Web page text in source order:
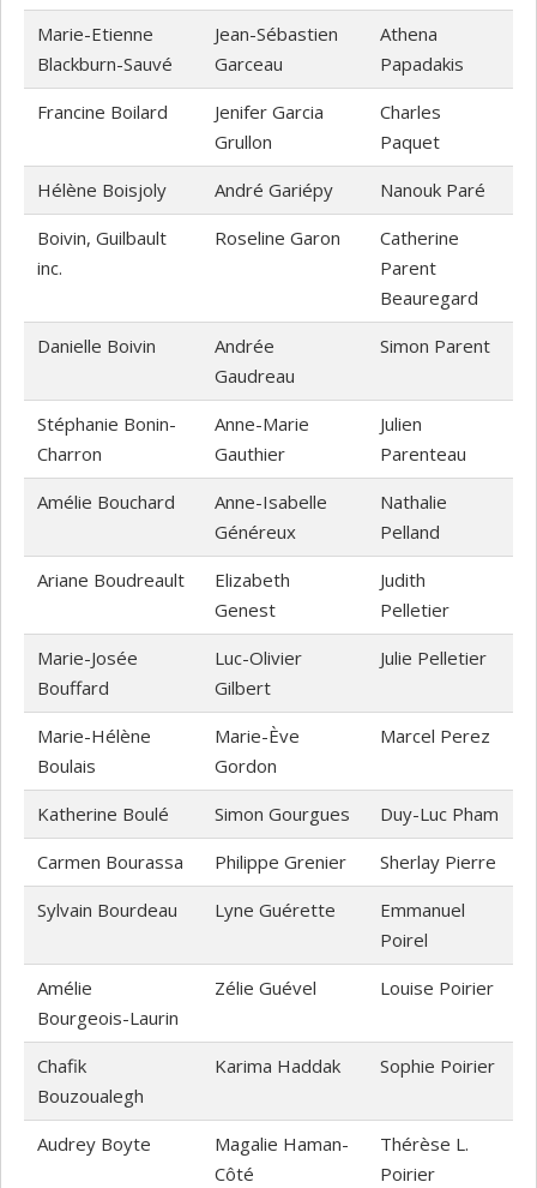
Marie-Etienne
Blackburn-Sauvé
Jean-Sébastien
Garceau
Athena
Papadakis
Francine Boilard
Jenifer Garcia
Grullon
Charles
Paquet
Hélène Boisjoly
André Gariépy
Nanouk Paré
Boivin, Guilbault
inc.
Roseline Garon
Catherine
Parent
Beauregard
Danielle Boivin
Andrée
Gaudreau
Simon Parent
Stéphanie Bonin-
Charron
Anne-Marie
Gauthier
Julien
Parenteau
Amélie Bouchard
Anne-Isabelle
Généreux
Nathalie
Pelland
Ariane Boudreault
Elizabeth
Genest
Judith
Pelletier
Marie-Josée
Bouffard
Luc-Olivier
Gilbert
Julie Pelletier
Marie-Hélène
Boulais
Marie-Ève
Gordon
Marcel Perez
Katherine Boulé Simon Gourgues
Duy-Luc Pham
Carmen Bourassa
Philippe Grenier
Sherlay Pierre
Sylvain Bourdeau
Lyne Guérette
Emmanuel
Poirel
Amélie
Bourgeois-Laurin
Zélie Guével Louise Poirier
Chafik
Bouzoualegh
Karima Haddak Sophie Poirier
Audrey Boyte
Magalie Haman-
Côté
Thérèse L.
Poirier